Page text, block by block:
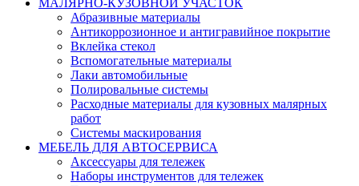
Абразивные материалы
Антикоррозионное и антигравийное покрытие
Вклейка стекол
Вспомогательные материалы
Лаки автомобильные
Полировальные системы
Расходные материалы для кузовных малярных
работ
Системы маскирования
МЕБЕЛЬ ДЛЯ АВТОСЕРВИСА
Аксессуары для тележек
Наборы инструментов для тележек